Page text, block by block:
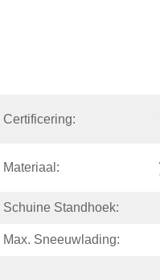
Certificering:
Materiaal:
Schuine Standhoek:
Max. Sneeuwlading: